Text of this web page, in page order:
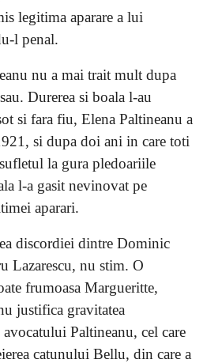
legitima aparare a lui
l penal.
nu a mai trait mult dupa
Durerea si boala l-au
si fara fiu, Elena Paltineanu a
si dupa doi ani in care toti
la gura pledoariile
l-a gasit nevinovat pe
aparari.
discordiei dintre Dominic
Lazarescu, nu stim. O
frumoasa Margueritte,
justifica gravitatea
Paltineanu, cel care
catunului Bellu, din care a